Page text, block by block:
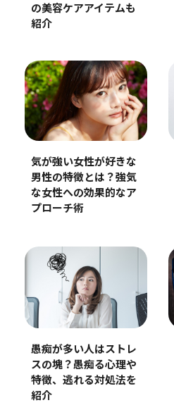
の美容ケアアイテムも
紹介
気が強い女性が好きな
男性の特徴とは？強気
な女性への効果的なア
プローチ術
愚痴が多い人はストレ
スの塊？愚痴る心理や
特徴、逃れる対処法を
紹介